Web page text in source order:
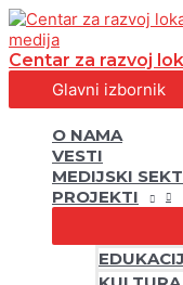
Centar za razvoj
Glavni izbornik
O NAMA
VESTI
MEDIJSKI
PROJEKTI